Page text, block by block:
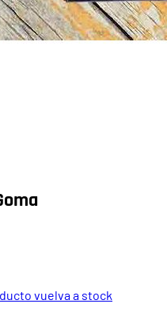
vuelva a stock